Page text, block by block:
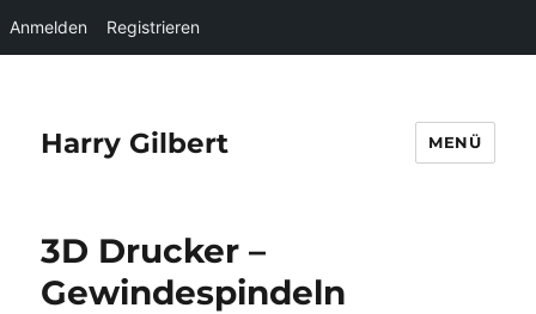
Anmelden Registrieren
Harry Gilbert MENÜ
3D Drucker –
Gewindespindeln